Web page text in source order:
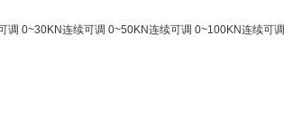
0~30KN连续可调 0~50KN连续可调 0~100KN连续可调